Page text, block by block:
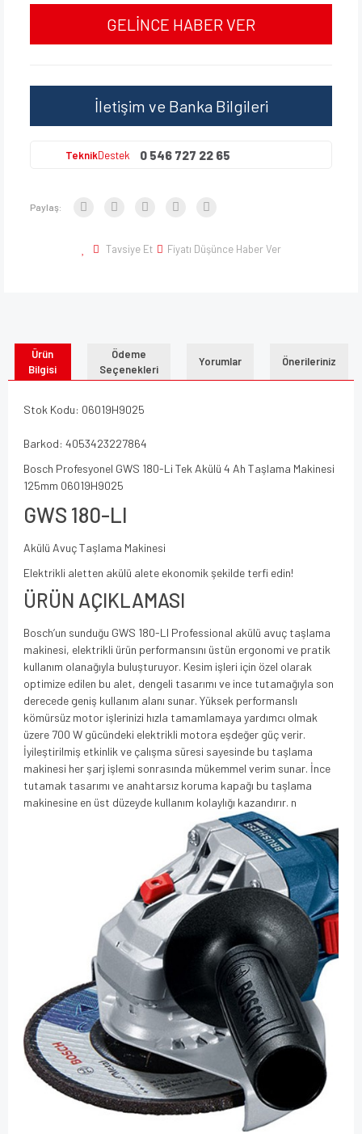
GELİNCE HABER VER
İletişim ve Banka Bilgileri
TeknikDestek 0 546 727 22 65
Paylaş:
Tavsiye Et Fiyatı Düşünce Haber Ver
Ürün
Bilgisi
Ödeme
Seçenekleri
Yorumlar Önerileriniz
Stok Kodu: 06019H9025
Barkod: 4053423227864
Bosch Profesyonel GWS 180-Li Tek Akülü 4 Ah Taşlama Makinesi
125mm 06019H9025
GWS 180-LI
Akülü Avuç Taşlama Makinesi
Elektrikli aletten akülü alete ekonomik şekilde terfi edin!
ÜRÜN AÇIKLAMASI
Bosch’un sunduğu GWS 180-LI Professional akülü avuç taşlama
makinesi, elektrikli ürün performansını üstün ergonomi ve pratik
kullanım olanağıyla buluşturuyor. Kesim işleri için özel olarak
optimize edilen bu alet, dengeli tasarımı ve ince tutamağıyla son
derecede geniş kullanım alanı sunar. Yüksek performanslı
kömürsüz motor işlerinizi hızla tamamlamaya yardımcı olmak
üzere 700 W gücündeki elektrikli motora eşdeğer güç verir.
İyileştirilmiş etkinlik ve çalışma süresi sayesinde bu taşlama
makinesi her şarj işlemi sonrasında mükemmel verim sunar. İnce
tutamak tasarımı ve anahtarsız koruma kapağı bu taşlama
makinesine en üst düzeyde kullanım kolaylığı kazandırır. n